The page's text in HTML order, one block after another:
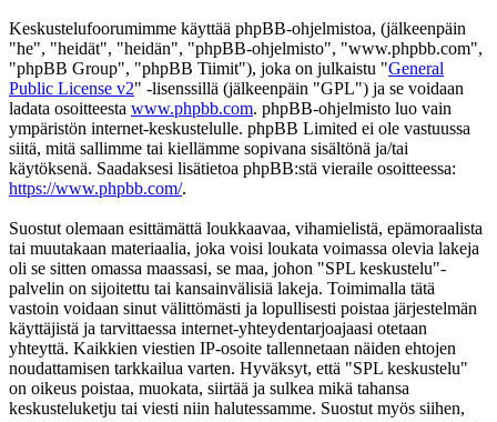
Keskustelufoorumimme käyttää phpBB-ohjelmistoa, (jälkeenpäin
"he", "heidät", "heidän", "phpBB-ohjelmisto", "www.phpbb.com",
"phpBB Group", "phpBB Tiimit"), joka on julkaistu "General
Public License v2" -lisenssillä (jälkeenpäin "GPL") ja se voidaan
ladata osoitteesta www.phpbb.com. phpBB-ohjelmisto luo vain
ympäristön internet-keskustelulle. phpBB Limited ei ole vastuussa
siitä, mitä sallimme tai kiellämme sopivana sisältönä ja/tai
käytöksenä. Saadaksesi lisätietoa phpBB:stä vieraile osoitteessa:
https://www.phpbb.com/.
Suostut olemaan esittämättä loukkaavaa, vihamielistä, epämoraalista
tai muutakaan materiaalia, joka voisi loukata voimassa olevia lakeja
oli se sitten omassa maassasi, se maa, johon "SPL keskustelu"-
palvelin on sijoitettu tai kansainvälisiä lakeja. Toimimalla tätä
vastoin voidaan sinut välittömästi ja lopullisesti poistaa järjestelmän
käyttäjistä ja tarvittaessa internet-yhteydentarjoajaasi otetaan
yhteyttä. Kaikkien viestien IP-osoite tallennetaan näiden ehtojen
noudattamisen tarkkailua varten. Hyväksyt, että "SPL keskustelu"
on oikeus poistaa, muokata, siirtää ja sulkea mikä tahansa
keskusteluketju tai viesti niin halutessamme. Suostut myös siihen,